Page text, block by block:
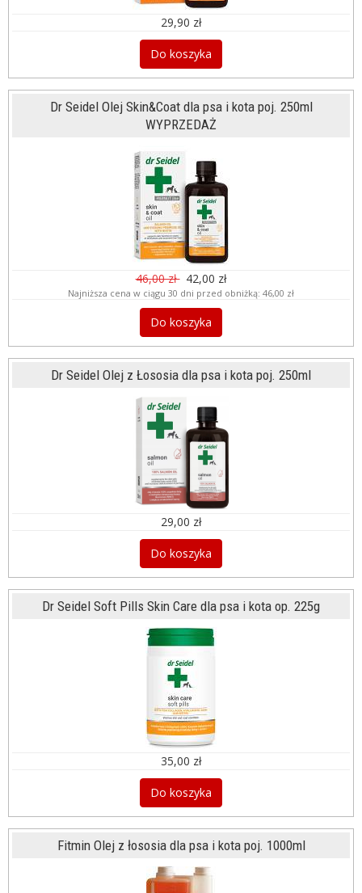
29,90 zł
Do koszyka
Dr Seidel Olej Skin&Coat dla psa i kota poj. 250ml
WYPRZEDAŻ
46,00 zł 42,00 zł
Najniższa cena w ciągu 30 dni przed obniżką: 46,00 zł
Do koszyka
Dr Seidel Olej z Łososia dla psa i kota poj. 250ml
29,00 zł
Do koszyka
Dr Seidel Soft Pills Skin Care dla psa i kota op. 225g
35,00 zł
Do koszyka
Fitmin Olej z łososia dla psa i kota poj. 1000ml